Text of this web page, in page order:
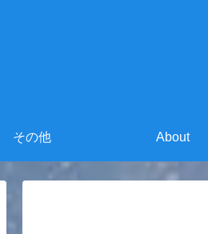
その他 About